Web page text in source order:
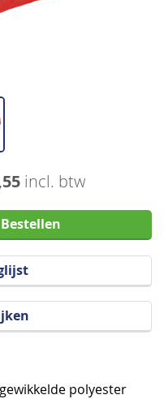
incl. btw
Bestellen
polyester